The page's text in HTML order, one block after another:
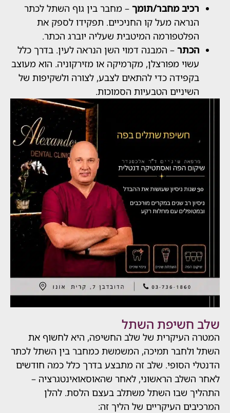
מחבר/תומך– מחבר בין גוף השתל לכתר
מעל קו החניכיים. תפקידו לספק את
המיטבית שעליה יוברג הכתר.
– המבנה דמוי השן הנראה לעין. בדרך כלל
מפורצלן, מקרמיקה או מזירקוניה. הוא מעוצב
כדי להתאים לצבע, לצורה ולשקיפות של
הטבעיות הסמוכות.
השתל
של שלב החשיפה, היא לחשוף את
תמיכה, המשמשת כמחבר בין השתל לכתר
הסופי. שלב זה מתבצע בדרך כלל כמה חודשים
הראשוני, לאחר שהאוסאואינטגרציה –
שבו השתל משתלב בעצם הלסת. להלן
העיקריים של הליך זה: